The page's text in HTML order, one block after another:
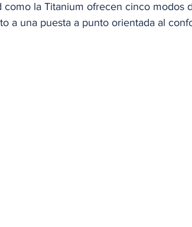
como la Titanium ofrecen cinco modos
a una puesta a punto orientada al